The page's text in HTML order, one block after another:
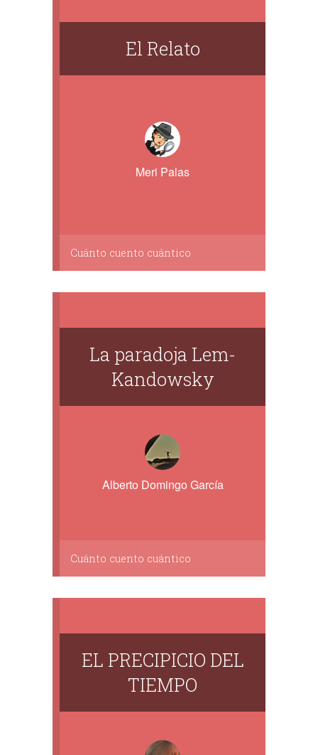
El Relato
Meri Palas
Cuánto cuento cuántico
La paradoja Lem-
Kandowsky
Alberto Domingo García
Cuánto cuento cuántico
EL PRECIPICIO DEL
TIEMPO